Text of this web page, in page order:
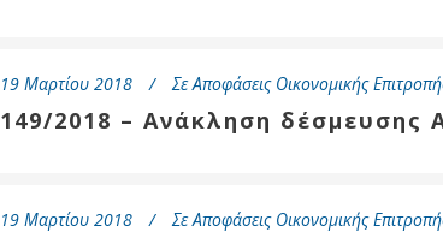
19 Μαρτίου 2018 Σε Αποφάσεις Οικονομικής
149/2018 – Ανάκληση δέσμευσης
19 Μαρτίου 2018 Σε Αποφάσεις Οικονομικής